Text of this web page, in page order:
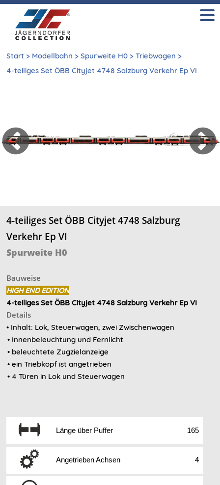
Start > Modellbahn > Spurweite H0 > Triebwagen >
4-teiliges Set ÖBB Cityjet 4748 Salzburg Verkehr Ep VI
4-teiliges Set ÖBB Cityjet 4748 Salzburg
Verkehr Ep VI
Spurweite H0
Bauweise
HIGH END EDITION
4-teiliges Set ÖBB Cityjet 4748 Salzburg Verkehr Ep VI
Details
• Inhalt: Lok, Steuerwagen, zwei Zwischenwagen
• Innenbeleuchtung und Fernlicht
• beleuchtete Zugzielanzeige
• ein Triebkopf ist angetrieben
• 4 Türen in Lok und Steuerwagen
Länge über Puffer 165
Angetrieben Achsen 4